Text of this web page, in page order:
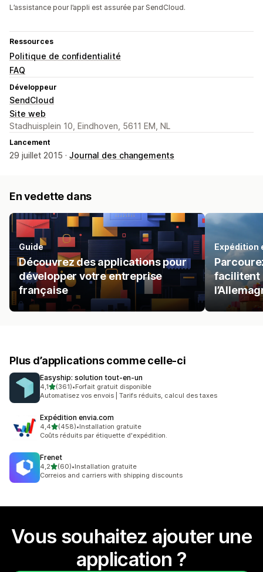
L’assistance pour l’appli est assurée par SendCloud.
Ressources
Politique de confidentialité
FAQ
Développeur
SendCloud
Site web
Stadhuisplein 10, Eindhoven, 5611 EM, NL
Lancement
29 juillet 2015 · Journal des changements
En vedette dans
Guide
Découvrez des applications pour
développer votre entreprise
française
Expédition
facilitent
Plus d’applications comme celle-ci
Easyship: solution tout‑en‑un
4,1étoile(s) sur 5
(361)
361 avis au total
•Forfait gratuit disponible
Automatisez vos envois | Tarifs réduits, calcul des taxes
Expédition envia.com
4,4étoile(s) sur 5
(458)
458 avis au total
•Installation gratuite
Coûts réduits par étiquette d'expédition.
Frenet
4,2étoile(s) sur 5
(60)
60 avis au total
•Installation gratuite
Correios and carriers with shipping discounts
Vous souhaitez ajouter une
application ?